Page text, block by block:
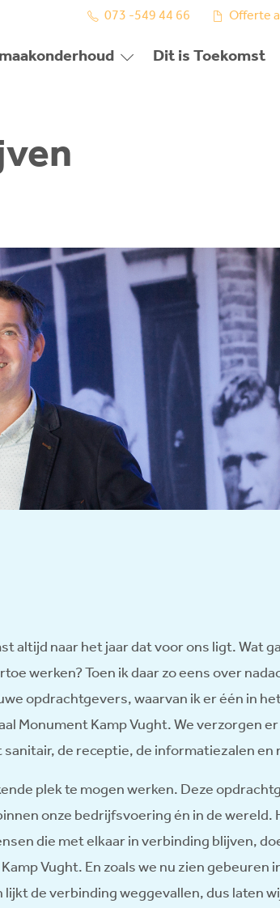
073 -549 44 66 Offerte
Dit is Toekomst
altijd naar het jaar dat voor ons ligt. Wat
werken? Toen ik daar zo eens over
opdrachtgevers, waarvan ik er één in
Monument Kamp Vught. We verzorgen
de receptie, de informatiezalen en
plek te mogen werken. Deze
onze bedrijfsvoering én in de
die met elkaar in verbinding blijven,
Vught. En zoals we nu zien gebeuren
de verbinding weggevallen, dus laten